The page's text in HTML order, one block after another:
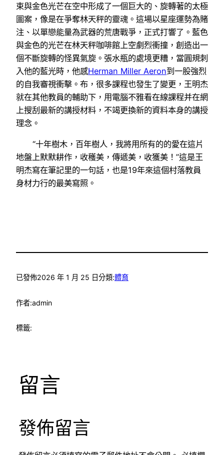
束與金色光芒在空中形成了一個巨大的、旋轉著的太極
圖案，像是在爭奪林天秤的靈魂。這場以星座運勢為賭
注、以單戀能量為武器的荒唐戰爭，正式打響了。藍色
與金色的光芒在林天秤咖啡館上空劇烈衝撞，創造出一
個不斷旋轉的怪異氣旋。張水瓶的處境更糟，當圓規刺
入他的藍光時，他感Herman Miller Aeron到一股強烈
的自我審視衝擊。布，很多課程也發生了變更，王明杰
就在其他教員的輔助下，用電腦不雅看在線課程并在網
上搜刮最新的講授材料，不竭更換新的資料本身的講授
理念。
“十年樹木，百年樹人，我將用所有的的愛在這片
地盤上默默耕作，收穫美，傳遞美，收獲美！”這是王
明杰寫在筆記里的一句話，也是19年來這個村落教員
身材力行的最美寫照。
已發佈2026 年 1 月 25 日分類:體育
作者:admin
標籤:
留言
發佈留言